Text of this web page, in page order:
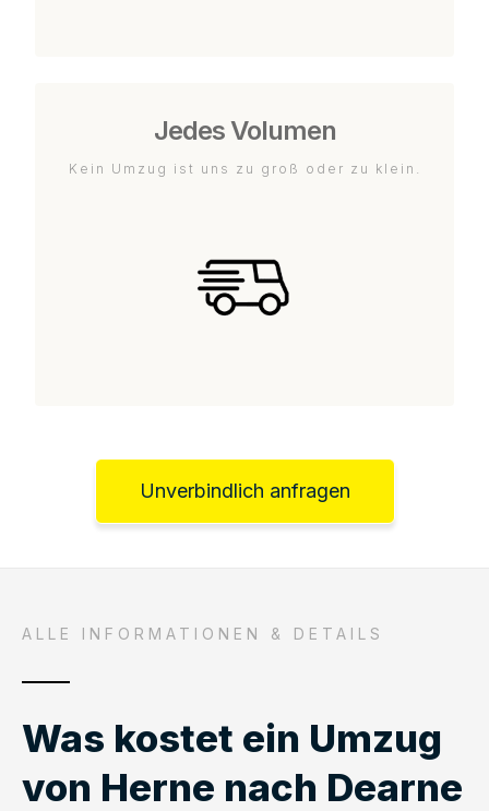
Jedes Volumen
Kein Umzug ist uns zu groß oder zu klein.
Unverbindlich anfragen
ALLE INFORMATIONEN & DETAILS
Was kostet ein Umzug
von Herne nach Dearne